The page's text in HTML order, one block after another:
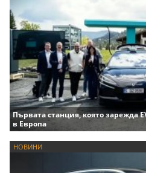
Първата станция, която зарежда
в Европа
НОВИНИ